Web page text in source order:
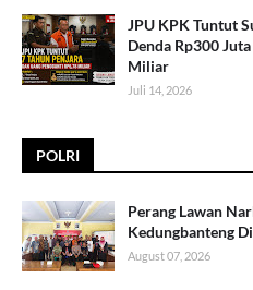
JPU KPK Tuntut
Denda Rp300
Miliar
Juli 14, 2026
POLRI
Perang Lawan
Kedungbanteng
August 07, 2026